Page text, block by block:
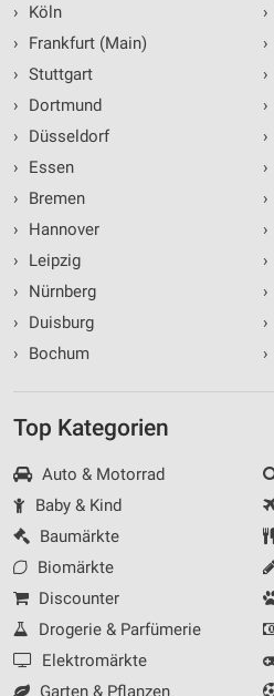
›
Köln
›
Frankfurt (Main)
› Stuttgart
›
Dortmund
›
Düsseldorf
›
Essen
›
Bremen
›
Hannover
›
Leipzig
›
Nürnberg
›
Duisburg
›
Bochum
›
›
›
›
›
›
›
›
›
›
›
›
Top Kategorien
Auto & Motorrad
Baby & Kind
Baumärkte
Biomärkte
Discounter
Drogerie & Parfümerie
Elektromärkte
Garten & Pflanzen